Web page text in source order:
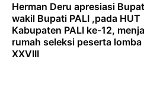
Herman Deru apresiasi
wakil Bupati PALI ,pada HUT
Kabupaten PALI ke-12,
rumah seleksi peserta lomba
XXVIII